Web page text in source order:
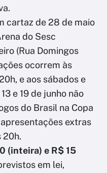
cartaz de 28 de maio
do Sesc
(Rua Domingos
ocorrem às
e aos sábados e
e 19 de junho não
do Brasil na Copa
extras
20h.
(inteira) e R$ 15
em lei,